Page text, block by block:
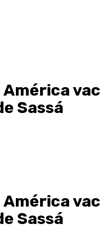
América
Sassá
América
Sassá